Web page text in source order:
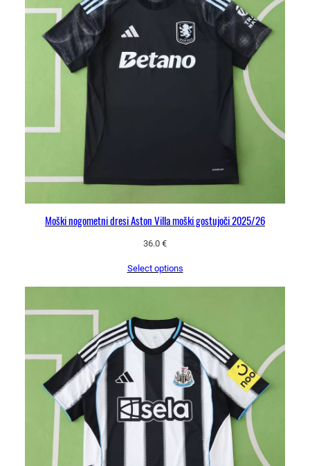
Moški nogometni dresi Aston Villa moški gostujoči 2025/26
36.0 €
Select options